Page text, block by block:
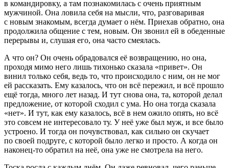
в командировку, а там познакомилась с очень приятным
мужчиной. Она ловила себя на мысли, что, разговаривая
с новым знакомым, всегда думает о нём. Приехав обратно, она
продолжила общение с тем, новым. Он звонил ей в обеденные
перерывы и, слушая его, она часто смеялась.
А что он? Он очень обрадовался её возвращению, но она,
проходя мимо него лишь тихонько сказала «привет». Он
винил только себя, ведь то, что происходило с ним, он не мог
ей рассказать. Ему казалось, что он всё пережил, и всё прошло
ещё тогда, много лет назад. И тут снова она, та, которой делал
предложение, от которой сходил с ума. Но она тогда сказала
«нет». И тут, как ему казалось, всё в нем ожило опять, но всё
это совсем не интересовало ту. У неё уже был муж, и все было
устроено. И тогда он почувствовал, как сильно он скучает
по своей подруге, с которой было легко и просто. А когда он
наконец-то обратил на неё, она уже не смотрела на него.